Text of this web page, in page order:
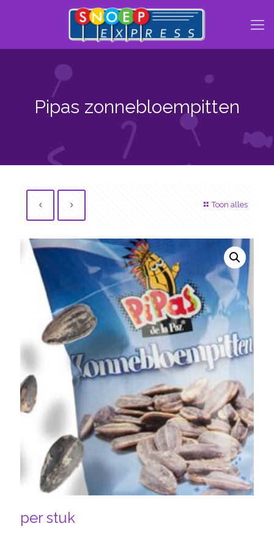
Pipas zonnebloempitten
Toon alles
per stuk